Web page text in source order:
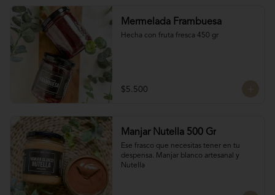
duración pero esto a la vez hace que sea
un sabor más suave y artesanal, más de
Mermelada Frambuesa
Hecha con fruta fresca 450 gr
$5.500
Manjar Nutella 500 Gr
Ese frasco que necesitas tener en tu
despensa. Manjar blanco artesanal y
Nutella